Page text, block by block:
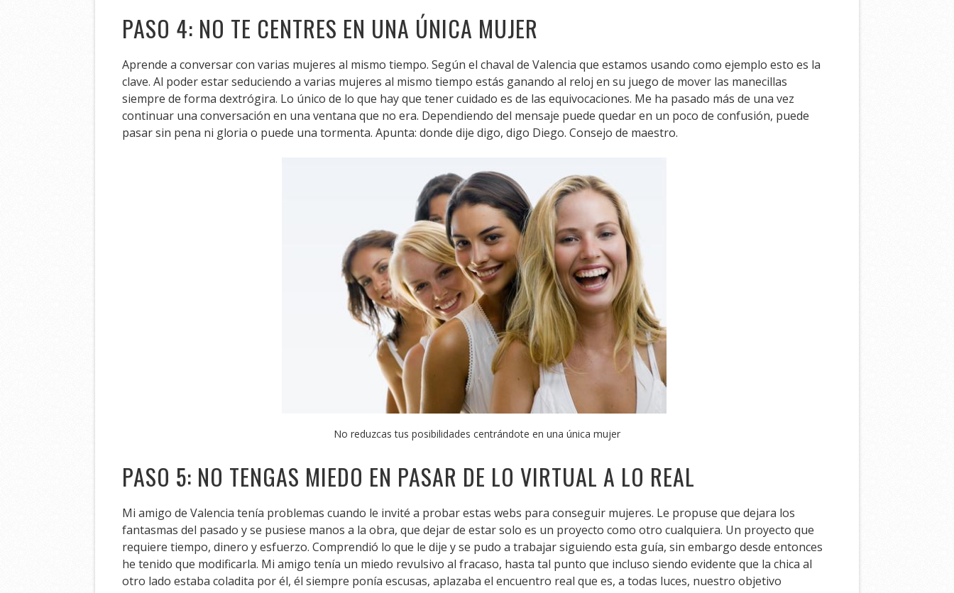
PASO 4: NO TE CENTRES EN UNA ÚNICA MUJER
Aprende a conversar con varias mujeres al mismo tiempo. Según el chaval de Valencia que estamos usando como ejemplo esto es la
clave. Al poder estar seduciendo a varias mujeres al mismo tiempo estás ganando al reloj en su juego de mover las manecillas
siempre de forma dextrógira. Lo único de lo que hay que tener cuidado es de las equivocaciones. Me ha pasado más de una vez
continuar una conversación en una ventana que no era. Dependiendo del mensaje puede quedar en un poco de confusión, puede
pasar sin pena ni gloria o puede una tormenta. Apunta: donde dije digo, digo Diego. Consejo de maestro.
No reduzcas tus posibilidades centrándote en una única mujer
PASO 5: NO TENGAS MIEDO EN PASAR DE LO VIRTUAL A LO REAL
Mi amigo de Valencia tenía problemas cuando le invité a probar estas webs para conseguir mujeres. Le propuse que dejara los
fantasmas del pasado y se pusiese manos a la obra, que dejar de estar solo es un proyecto como otro cualquiera. Un proyecto que
requiere tiempo, dinero y esfuerzo. Comprendió lo que le dije y se pudo a trabajar siguiendo esta guía, sin embargo desde entonces
he tenido que modificarla. Mi amigo tenía un miedo revulsivo al fracaso, hasta tal punto que incluso siendo evidente que la chica al
otro lado estaba coladita por él, él siempre ponía escusas, aplazaba el encuentro real que es, a todas luces, nuestro objetivo